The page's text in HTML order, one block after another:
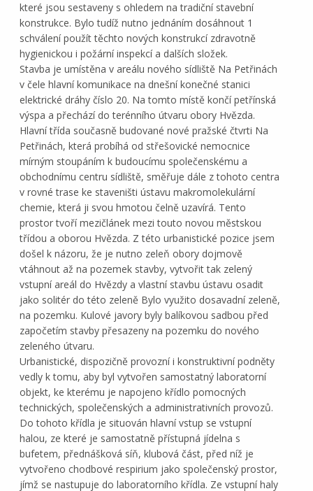
které jsou sestaveny s ohledem na tradiční stavební
konstrukce. Bylo tudíž nutno jednáním dosáhnout 1
schválení použít těchto nových konstrukcí zdravotně
hygienickou i požární inspekcí a dalších složek.
Stavba je umístěna v areálu nového sídliště Na Petřinách
v čele hlavní komunikace na dnešní konečné stanici
elektrické dráhy číslo 20. Na tomto místě končí petřínská
výspa a přechází do terénního útvaru obory Hvězda.
Hlavní třída současně budované nové pražské čtvrti Na
Petřinách, která probíhá od střešovické nemocnice
mírným stoupáním k budoucímu společenskému a
obchodnímu centru sídliště, směřuje dále z tohoto centra
v rovné trase ke staveništi ústavu makromolekulární
chemie, která ji svou hmotou čelně uzavírá. Tento
prostor tvoří mezičlánek mezi touto novou městskou
třídou a oborou Hvězda. Z této urbanistické pozice jsem
došel k názoru, že je nutno zeleň obory dojmově
vtáhnout až na pozemek stavby, vytvořit tak zelený
vstupní areál do Hvězdy a vlastní stavbu ústavu osadit
jako solitér do této zeleně Bylo využito dosavadní zeleně,
na pozemku. Kulové javory byly balíkovou sadbou před
započetím stavby přesazeny na pozemku do nového
zeleného útvaru.
Urbanistické, dispozičně provozní i konstruktivní podněty
vedly k tomu, aby byl vytvořen samostatný laboratorní
objekt, ke kterému je napojeno křídlo pomocných
technických, společenských a administrativních provozů.
Do tohoto křídla je situován hlavní vstup se vstupní
halou, ze které je samostatně přístupná jídelna s
bufetem, přednášková síň, klubová část, před níž je
vytvořeno chodbové respirium jako společenský prostor,
jímž se nastupuje do laboratorního křídla. Ze vstupní haly